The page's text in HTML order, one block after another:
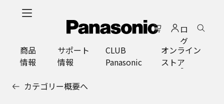
ロ
グ
イ
ン
商品
情報
サポート
情報
CLUB
Panasonic
オンライン
ストア
カテゴリー概要へ